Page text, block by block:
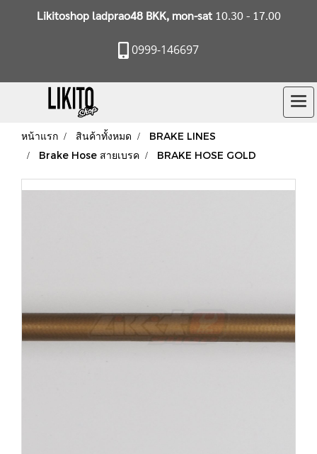
Likitoshop ladprao48 BKK, mon-sat10.30 - 17.00
0999-146697
หน้าแรก สินค้าทั้งหมด
BRAKE LINES
Brake Hose สายเบรค
BRAKE HOSE GOLD